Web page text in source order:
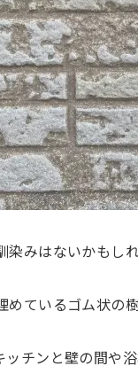
みはないかもしれ
ているゴム状の
チンと壁の間や